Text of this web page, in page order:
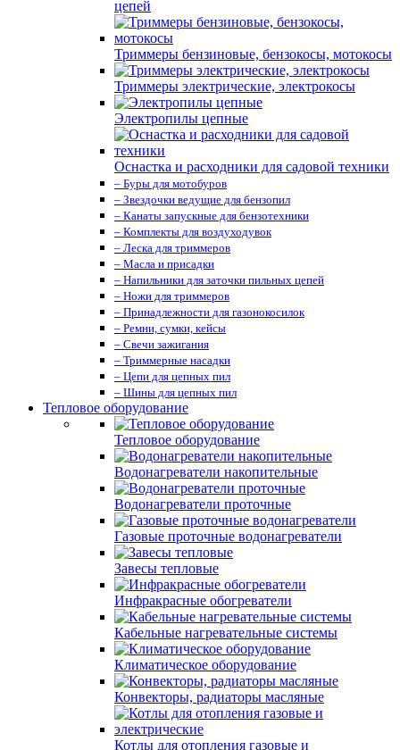
цепей
Триммеры бензиновые, бензокосы, мотокосы
Триммеры электрические, электрокосы
Электропилы цепные
Оснастка и расходники для садовой техники
– Буры для мотобуров
– Звездочки ведущие для бензопил
– Канаты запускные для бензотехники
– Комплекты для воздуходувок
– Леска для триммеров
– Масла и присадки
– Напильники для заточки пильных цепей
– Ножи для триммеров
– Принадлежности для газонокосилок
– Ремни, сумки, кейсы
– Свечи зажигания
– Триммерные насадки
– Цепи для цепных пил
– Шины для цепных пил
Тепловое оборудование
Тепловое оборудование
Водонагреватели накопительные
Водонагреватели проточные
Газовые проточные водонагреватели
Завесы тепловые
Инфракрасные обогреватели
Кабельные нагревательные системы
Климатическое оборудование
Конвекторы, радиаторы масляные
Котлы для отопления газовые и